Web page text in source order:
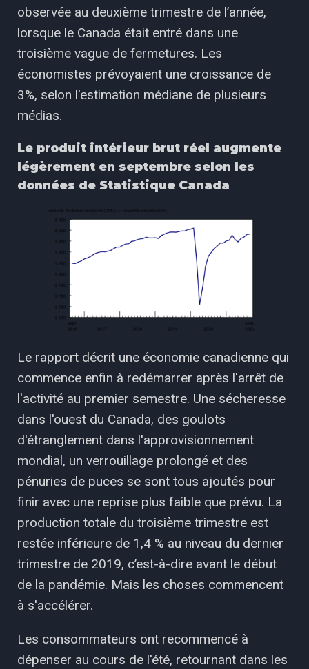
observée au deuxième trimestre de l’année,
lorsque le Canada était entré dans une
troisième vague de fermetures. Les
économistes prévoyaient une croissance de
3%, selon l'estimation médiane de plusieurs
médias.
Le produit intérieur brut réel augmente
légèrement en septembre selon les
données de Statistique Canada
Le rapport décrit une économie canadienne qui
commence enfin à redémarrer après l'arrêt de
l'activité au premier semestre. Une sécheresse
dans l'ouest du Canada, des goulots
d'étranglement dans l'approvisionnement
mondial, un verrouillage prolongé et des
pénuries de puces se sont tous ajoutés pour
finir avec une reprise plus faible que prévu. La
production totale du troisième trimestre est
restée inférieure de 1,4 % au niveau du dernier
trimestre de 2019, c’est-à-dire avant le début
de la pandémie. Mais les choses commencent
à s'accélérer.
Les consommateurs ont recommencé à
dépenser au cours de l'été, retournant dans les